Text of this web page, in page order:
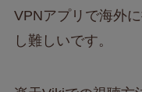
VPNアプリで海外
し難しいです。